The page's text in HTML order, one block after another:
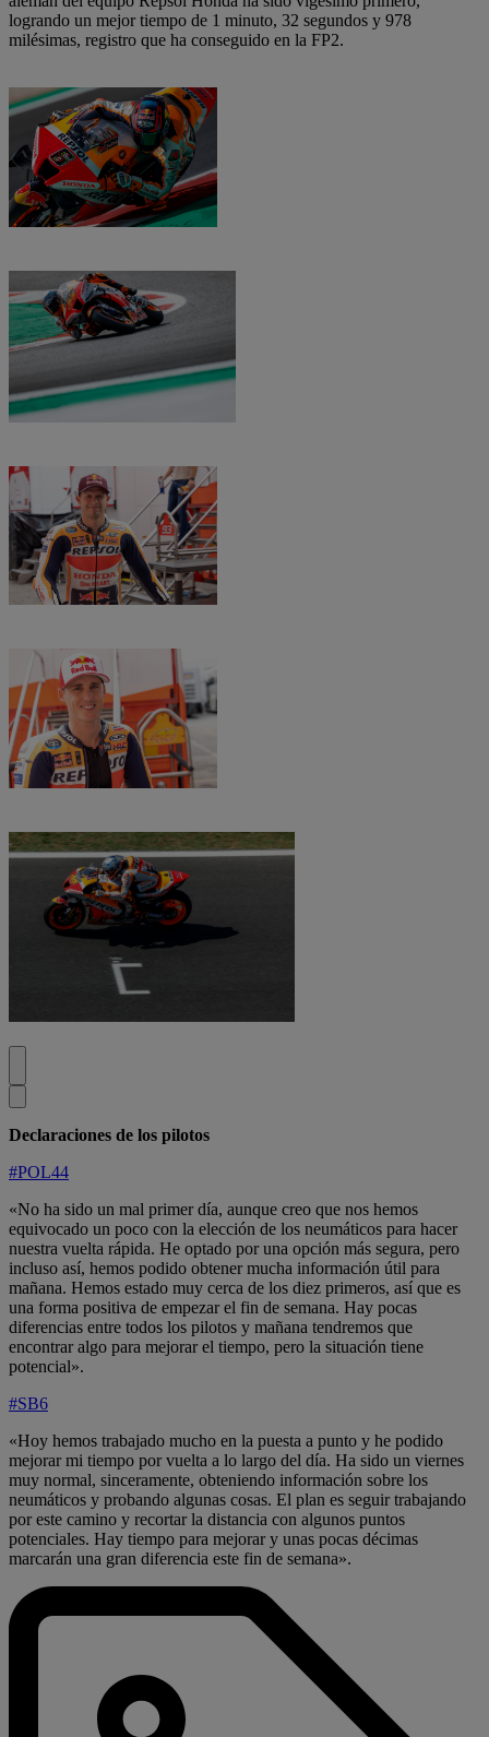
logrando un mejor tiempo de 1 minuto, 32 segundos y 978
milésimas, registro que ha conseguido en la FP2.
Declaraciones de los pilotos
#POL44
«No ha sido un mal primer día, aunque creo que nos hemos
equivocado un poco con la elección de los neumáticos para hacer
nuestra vuelta rápida. He optado por una opción más segura, pero
incluso así, hemos podido obtener mucha información útil para
mañana. Hemos estado muy cerca de los diez primeros, así que es
una forma positiva de empezar el fin de semana. Hay pocas
diferencias entre todos los pilotos y mañana tendremos que
encontrar algo para mejorar el tiempo, pero la situación tiene
potencial».
#SB6
«Hoy hemos trabajado mucho en la puesta a punto y he podido
mejorar mi tiempo por vuelta a lo largo del día. Ha sido un viernes
muy normal, sinceramente, obteniendo información sobre los
neumáticos y probando algunas cosas. El plan es seguir trabajando
por este camino y recortar la distancia con algunos puntos
potenciales. Hay tiempo para mejorar y unas pocas décimas
marcarán una gran diferencia este fin de semana».